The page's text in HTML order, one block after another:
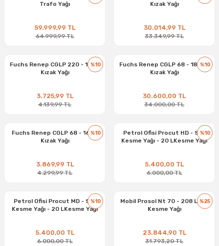
Trafo Yağı
59.999,99 TL
64.999,99 TL
Kızak Yağı
30.014,99 TL
33.349,99 TL
%10
Fuchs Renep CGLP 220 - 16 kg
Kızak Yağı
3.725,99 TL
4.139,99 TL
%10
Fuchs Renep CGLP 68 - 180 kg
Kızak Yağı
30.600,00 TL
34.000,00 TL
%10
Fuchs Renep CGLP 68 - 16 kg
Kızak Yağı
3.869,99 TL
4.299,99 TL
%10
Petrol Ofisi Procut HD - Saf
Kesme Yağı - 20 LKesme Yağı
5.400,00 TL
6.000,00 TL
%10
Petrol Ofisi Procut MD - Saf
Kesme Yağı - 20 LKesme Yağı
5.400,00 TL
6.000,00 TL
%25
Mobil Prosol Nt 70 - 208 Litre
Kesme Yağı
23.844,90 TL
31.793,20 TL